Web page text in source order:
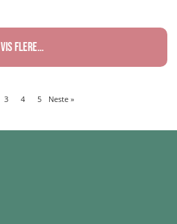
Vis flere...
3 4 5 Neste »